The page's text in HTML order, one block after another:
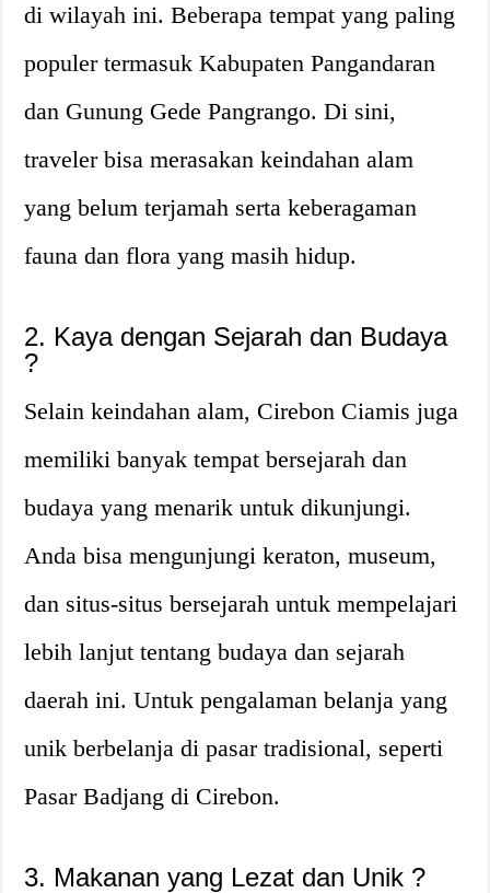
di wilayah ini. Beberapa tempat yang paling
populer termasuk Kabupaten Pangandaran
dan Gunung Gede Pangrango. Di sini,
traveler bisa merasakan keindahan alam
yang belum terjamah serta keberagaman
fauna dan flora yang masih hidup.
2. Kaya dengan Sejarah dan Budaya
?
Selain keindahan alam, Cirebon Ciamis juga
memiliki banyak tempat bersejarah dan
budaya yang menarik untuk dikunjungi.
Anda bisa mengunjungi keraton, museum,
dan situs-situs bersejarah untuk mempelajari
lebih lanjut tentang budaya dan sejarah
daerah ini. Untuk pengalaman belanja yang
unik berbelanja di pasar tradisional, seperti
Pasar Badjang di Cirebon.
3. Makanan yang Lezat dan Unik ?